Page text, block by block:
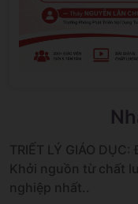
TRIẾT LÝ GIÁO
Khởi nguồn từ chất
nghiệp nhất..